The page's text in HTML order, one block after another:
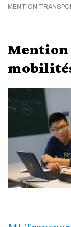
MENTION